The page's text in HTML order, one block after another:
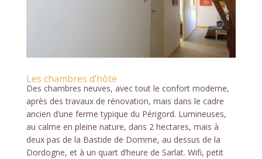
Les chambres d’hôte
Des chambres neuves, avec tout le confort moderne,
après des travaux de rénovation, mais dans le cadre
ancien d’une ferme typique du Périgord. Lumineuses,
au calme en pleine nature, dans 2 hectares, mais à
deux pas de la Bastide de Domme, au dessus de la
Dordogne, et à un quart d’heure de Sarlat. Wifi, petit